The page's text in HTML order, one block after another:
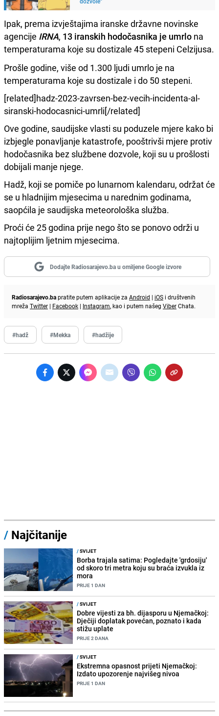
Ipak, prema izvještajima iranske državne novinske
agencije IRNA, 13 iranskih hodočasnika je umrlo na
temperaturama koje su dostizale 45 stepeni Celzijusa.
Prošle godine, više od 1.300 ljudi umrlo je na
temperaturama koje su dostizale i do 50 stepeni.
[related]hadz-2023-zavrsen-bez-vecih-incidenta-al-
siranski-hodocasnici-umrli[/related]
Ove godine, saudijske vlasti su poduzele mjere kako bi
izbjegle ponavljanje katastrofe, pooštrivši mjere protiv
hodočasnika bez službene dozvole, koji su u prošlosti
dobijali manje njege.
Hadž, koji se pomiče po lunarnom kalendaru, održat će
se u hladnijim mjesecima u narednim godinama,
saopćila je saudijska meteorološka služba.
Proći će 25 godina prije nego što se ponovo održi u
najtoplijim ljetnim mjesecima.
Dodajte Radiosarajevo.ba u omiljene Google izvore
Radiosarajevo.bapratite putem aplikacije za Android | iOS i društvenih
mreža Twitter | Facebook | Instagram, kao i putem našeg ViberChata.
#hadž #Mekka #hadžije
/ Najčitanije
/SVIJET
Borba trajala satima: Pogledajte 'grdosiju'
od skoro tri metra koju su braća izvukla iz
mora
PRIJE 1 DAN
/SVIJET
Dobre vijesti za bh. dijasporu u Njemačkoj:
Dječiji doplatak povećan, poznato i kada
stižu uplate
PRIJE 2 DANA
/SVIJET
Ekstremna opasnost prijeti Njemačkoj:
Izdato upozorenje najvišeg nivoa
PRIJE 1 DAN